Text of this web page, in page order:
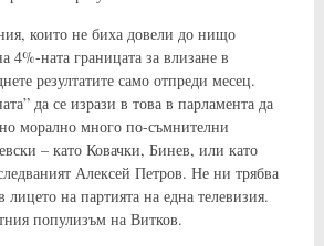
които не биха довели до нищо
4%-ната границата за влизане в
резултатите само отпреди месец.
да се изрази в това в парламента да
морално много по-съмнителни
– като Ковачки, Бинев, или като
Алексей Петров. Не ни трябва
лицето на партията на една телевизия.
популизъм на Витков.